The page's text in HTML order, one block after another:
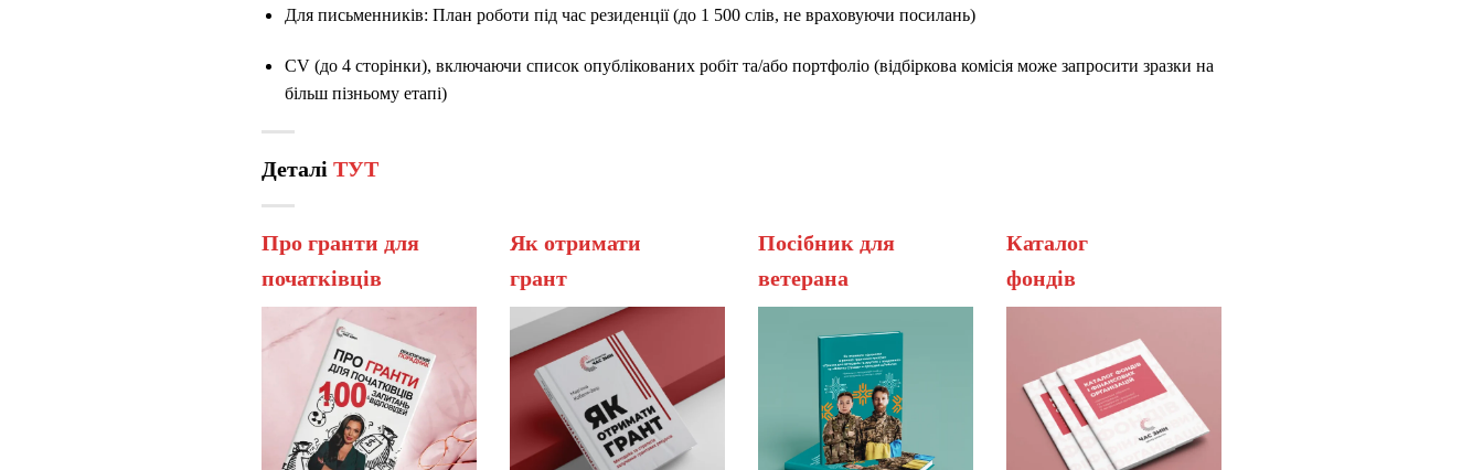
Для письменників: План роботи під час резиденції (до 1 500 слів, не враховуючи посилань)
CV (до 4 сторінки), включаючи список опублікованих робіт та/або портфоліо (відбіркова комісія може запросити зразки на
більш пізньому етапі)
Деталі ТУТ
Про гранти для
початківців
Як отримати
грант
Посібник для
ветерана
Каталог